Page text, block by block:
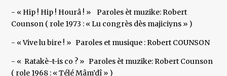
- « Hip ! Hip ! Hourâ ! » Paroles èt muzike: Robert
Counson ( role 1973 : « Lu congrès dès majiciyns » )
- « Vive lu bire ! » Paroles et musique : Robert COUNSON
- « Ratakè-t-is co ? » Paroles èt muzike: Robert Counson
( role 1968 : « Télé Mâm’dî » )